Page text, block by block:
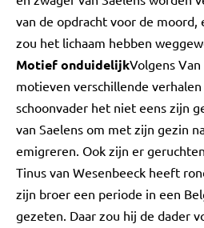
van de opdracht voor de moord,
zou het lichaam hebben
Motief onduidelijkVolgens
motieven verschillende
schoonvader het niet eens zijn
van Saelens om met zijn gezin
emigreren. Ook zijn er
Tinus van Wesenbeeck heeft
zijn broer een periode in een
gezeten. Daar zou hij de dader